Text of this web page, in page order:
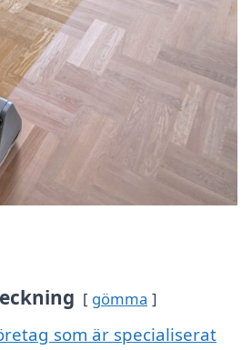
gömma
som är specialiserat